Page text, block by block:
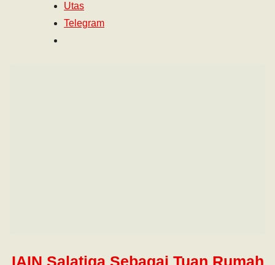
Utas
Telegram
IAIN Salatiga Sebagai Tuan Rumah